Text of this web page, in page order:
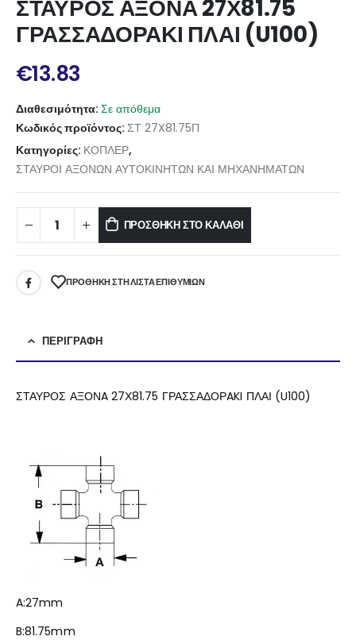
ΣΤΑΥΡΟΣ ΑΞΟΝΑ 27Χ81.75
ΓΡΑΣΣΑΔΟΡΑΚΙ ΠΛΑΙ (U100)
€13.83
Διαθεσιμότητα: Σε απόθεμα
Κωδικός προϊόντος: ΣΤ 27X81.75Π
Κατηγορίες: ΚΟΠΛΕΡ,
ΣΤΑΥΡΟΙ ΑΞΟΝΩΝ ΑΥΤΟΚΙΝΗΤΩΝ ΚΑΙ ΜΗΧΑΝΗΜΑΤΩΝ
ΠΡΟΣΘΉΚΗ ΣΤΟ ΚΑΛΆΘΙ
ΠΡΌΘΉΚΗ ΣΤΗ ΛΊΣΤΑ ΕΠΙΘΥΜΙΏΝ
ΠΕΡΙΓΡΑΦΉ
ΣΤΑΥΡΟΣ ΑΞΟΝA 27Χ81.75 ΓΡΑΣΣΑΔΟΡAKI ΠΛΑΙ (U100)
A:27mm
B:81.75mm